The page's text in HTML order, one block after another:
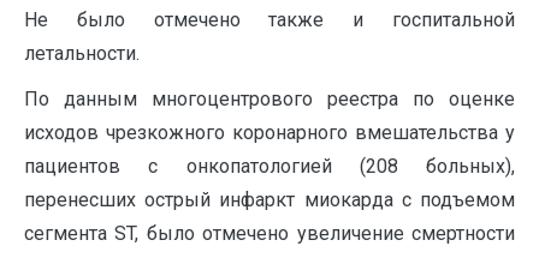
Не было отмечено также и госпитальной
летальности.
По данным многоцентрового реестра по oценке
исходов чрезкожного коронарного вмешательства у
пациентов с онкопатологией (208 больных),
перенесших острый инфаркт миокарда с подъемом
сегмента ST, было отмечено увеличение смертности